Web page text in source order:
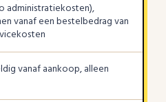
administratiekosten),
vanaf een bestelbedrag van
vanaf aankoop, alleen